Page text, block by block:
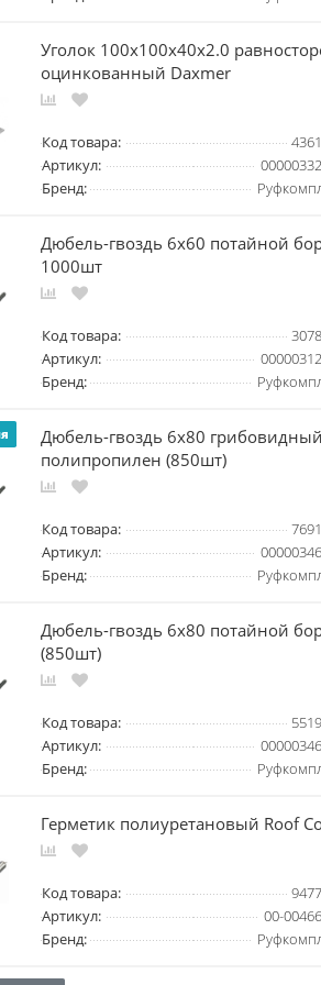
Уголок 100х100х40х2.0
оцинкованный Daxmer
Код товара:
Артикул:
Бренд:
Дюбель-гвоздь 6х60 потайной
1000шт
Код товара:
Артикул:
Бренд:
Дюбель-гвоздь 6х80
полипропилен (850шт)
Код товара:
Артикул:
Бренд:
Дюбель-гвоздь 6х80 потайной
(850шт)
Код товара:
Артикул:
Бренд:
Герметик полиуретановый Roof
Код товара:
Артикул:
00-
Бренд: